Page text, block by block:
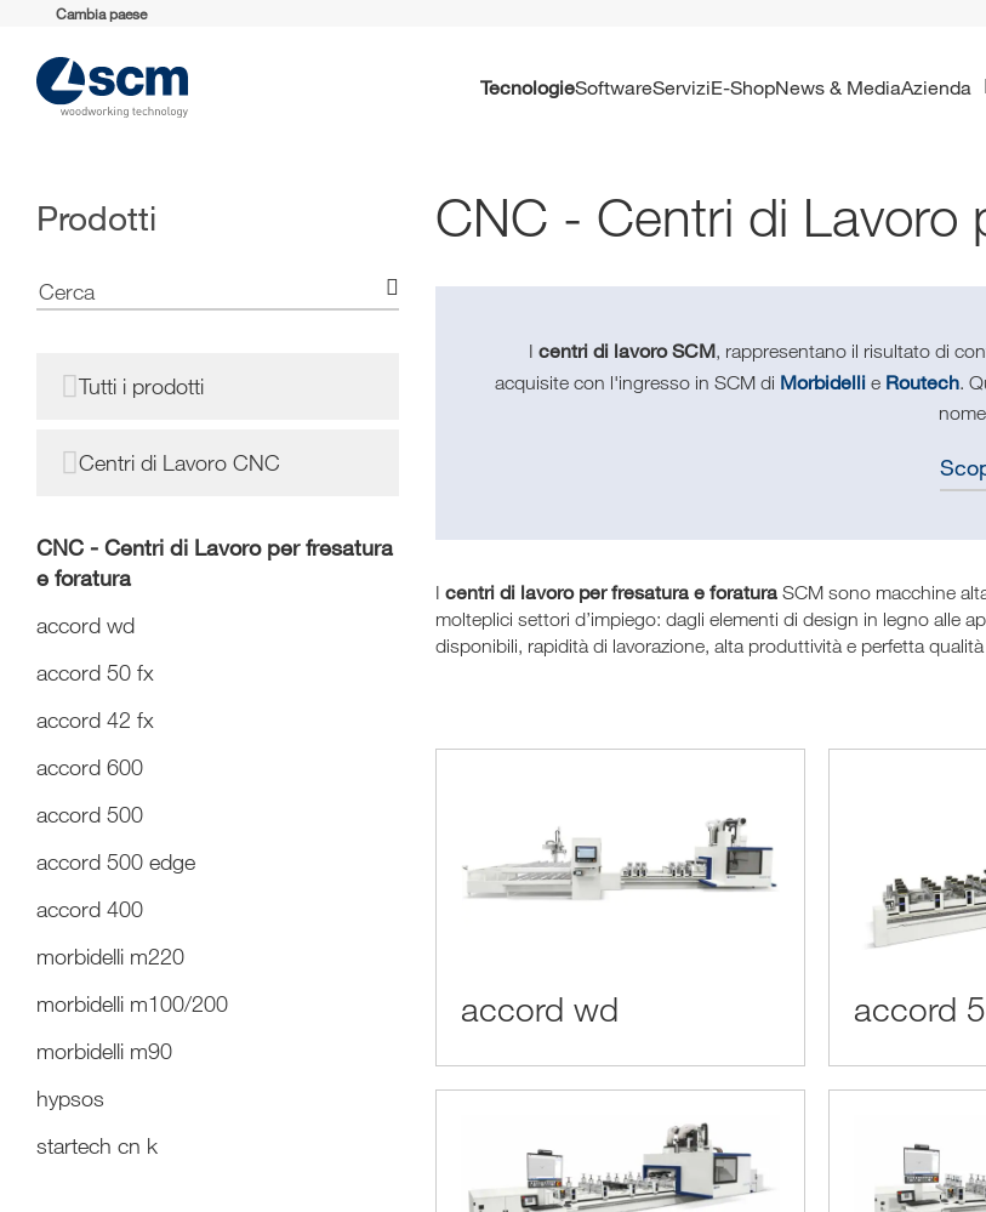
Cambia paese
Tecnologie Software Servizi E-Shop News & Media Azienda
Prodotti
Tutti i prodotti
Centri di Lavoro CNC
CNC - Centri di Lavoro per fresatura
e foratura
accord wd
accord 50 fx
accord 42 fx
accord 600
accord 500
accord 500 edge
accord 400
morbidelli m220
morbidelli m100/200
morbidelli m90
hypsos
startech cn k
CNC - Centri di Lavoro
I centri di lavoro SCM, rappresentano il risultato di
acquisite con l'ingresso in SCM di Morbidellie Routech.
I centri di lavoro per fresatura e foraturaSCM sono macchine
molteplici settori d’impiego: dagli elementi di design in legno alle
disponibili, rapidità di lavorazione, alta produttività e perfetta
accord wd accord